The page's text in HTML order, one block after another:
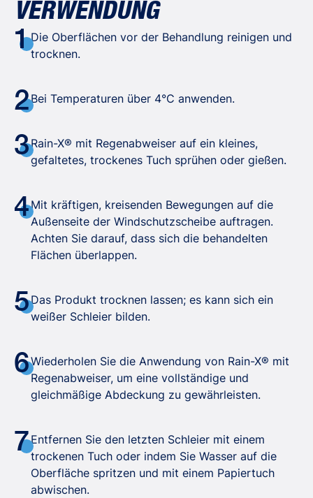
VERWENDUNG
1Die Oberflächen vor der Behandlung reinigen und
trocknen.
2Bei Temperaturen über 4°C anwenden.
3Rain-X® mit Regenabweiser auf ein kleines,
gefaltetes, trockenes Tuch sprühen oder gießen.
4Mit kräftigen, kreisenden Bewegungen auf die
Außenseite der Windschutzscheibe auftragen.
Achten Sie darauf, dass sich die behandelten
Flächen überlappen.
5Das Produkt trocknen lassen; es kann sich ein
weißer Schleier bilden.
6Wiederholen Sie die Anwendung von Rain-X® mit
Regenabweiser, um eine vollständige und
gleichmäßige Abdeckung zu gewährleisten.
7Entfernen Sie den letzten Schleier mit einem
trockenen Tuch oder indem Sie Wasser auf die
Oberfläche spritzen und mit einem Papiertuch
abwischen.